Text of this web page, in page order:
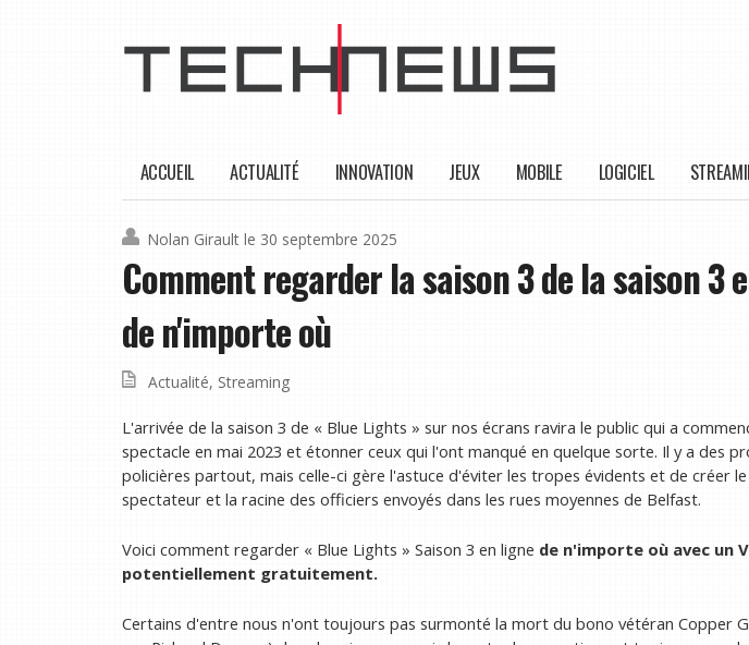
ACCUEIL ACTUALITÉ INNOVATION JEUX MOBILE LOGICIEL
Nolan Girault le 30 septembre 2025
Comment regarder la saison 3 de la saison 3
de n'importe où
Actualité, Streaming
L'arrivée de la saison 3 de « Blue Lights » sur nos écrans ravira le public qui a
spectacle en mai 2023 et étonner ceux qui l'ont manqué en quelque sorte. Il y a des
policières partout, mais celle-ci gère l'astuce d'éviter les tropes évidents et de créer le
spectateur et la racine des officiers envoyés dans les rues moyennes de Belfast.
Voici comment regarder « Blue Lights » Saison 3 en ligne de n'importe où avec un
potentiellement gratuitement.
Certains d'entre nous n'ont toujours pas surmonté la mort du bono vétéran Copper